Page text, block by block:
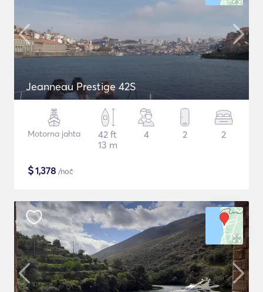
Jeanneau Prestige 42S
Motorna jahta
42 ft
13 m
4 2 2
$1,378 /noč